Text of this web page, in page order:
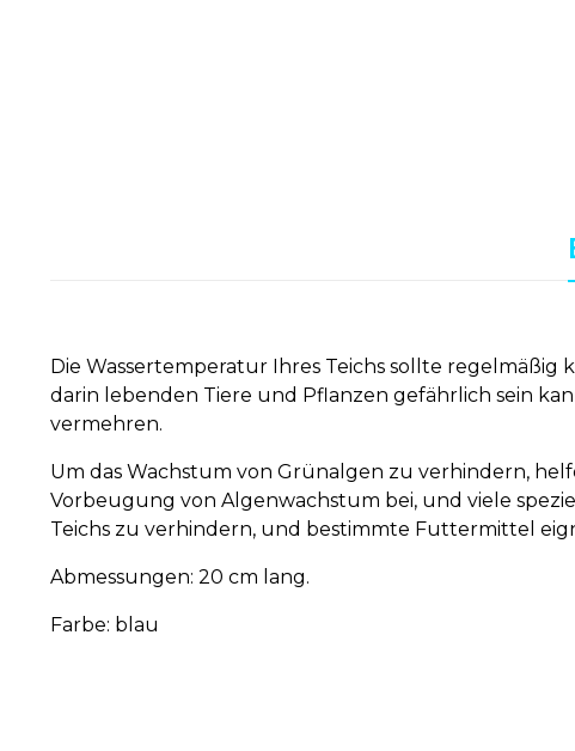
Die Wassertemperatur Ihres Teichs sollte
darin lebenden Tiere und Pflanzen gefährlich sein
vermehren.
Um das Wachstum von Grünalgen zu verhindern,
Vorbeugung von Algenwachstum bei, und viele
Teichs zu verhindern, und bestimmte Futtermittel
Abmessungen: 20 cm lang.
Farbe: blau